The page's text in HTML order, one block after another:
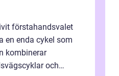
förstahandsvalet
en enda cykel som
kombinerar
och